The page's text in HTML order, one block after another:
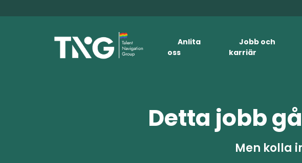
Anlita
oss
Jobb och
karriär
Detta jobb
Men kolla